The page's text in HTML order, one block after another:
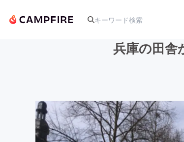
アート・写真
兵庫の田舎